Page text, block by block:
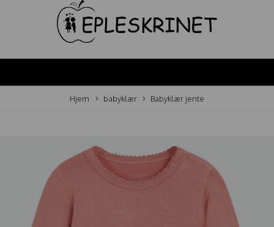
Hjem babyklær Babyklær jente